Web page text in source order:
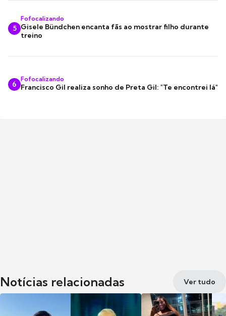
5
Fofocalizando
Gisele Bündchen encanta fãs ao mostrar filho durante
treino
6
Fofocalizando
Francisco Gil realiza sonho de Preta Gil: "Te encontrei lá"
Notícias relacionadas Ver tudo